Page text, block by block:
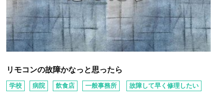
リモコンの故障かなっと思ったら
学校 病院 飲⾷店 ⼀般事務所 故障して早く修理したい